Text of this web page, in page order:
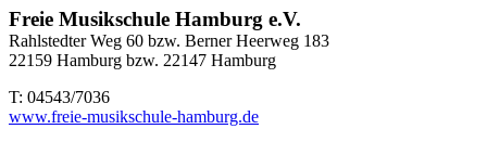
Freie Musikschule Hamburg e.V.
Rahlstedter Weg 60 bzw. Berner Heerweg 183
22159 Hamburg bzw. 22147 Hamburg
T: 04543/7036
www.freie-musikschule-hamburg.de